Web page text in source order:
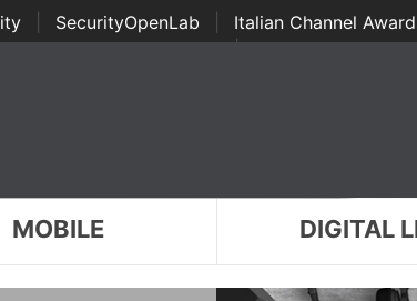
SecurityOpenLab Italian Channel
Awards | ...
MOBILE DIGITAL